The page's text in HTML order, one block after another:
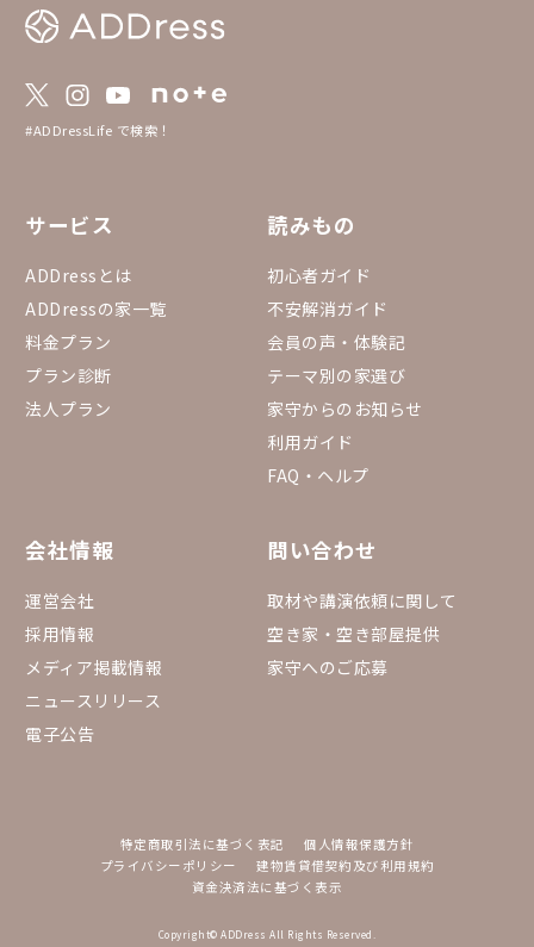
異なり、複数枚のチケットで1泊の滞在とな
ります。 ・予約リクエストの際は、時差の
約における注意事項〜 ・正確な住所は、家
守の予約承認メッセージと入室情報にてお知
らせしております。 ・Googleマップのピン
＝＝＝＝＝＝＝＝＝＝＝＝＝＝＝＝＝＝＝＝
#ADDressLife で検索！
サービス
ADDressとは
ADDressの家一覧
料金プラン
プラン診断
法人プラン
読みもの
初心者ガイド
不安解消ガイド
会員の声・体験記
テーマ別の家選び
家守からのお知らせ
利用ガイド
FAQ・ヘルプ
会社情報
運営会社
採用情報
メディア掲載情報
ニュースリリース
電子公告
問い合わせ
取材や講演依頼に関して
空き家・空き部屋提供
家守へのご応募
特定商取引法に基づく表記
個人情報保護方針
プライバシーポリシー
建物賃貸借契約及び利用規約
資金決済法に基づく表示
Copyright© ADDress All Rights Reserved.